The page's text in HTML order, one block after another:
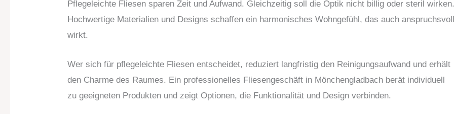
Pflegeleichte Fliesen sparen Zeit und Aufwand. Gleichzeitig soll die Optik nicht billig oder steril
Hochwertige Materialien und Designs schaffen ein harmonisches Wohngefühl, das auch
wirkt.
Wer sich für pflegeleichte Fliesen entscheidet, reduziert langfristig den Reinigungsaufwand und erhält
den Charme des Raumes. Ein professionelles Fliesengeschäft in Mönchengladbach berät individuell
zu geeigneten Produkten und zeigt Optionen, die Funktionalität und Design verbinden.